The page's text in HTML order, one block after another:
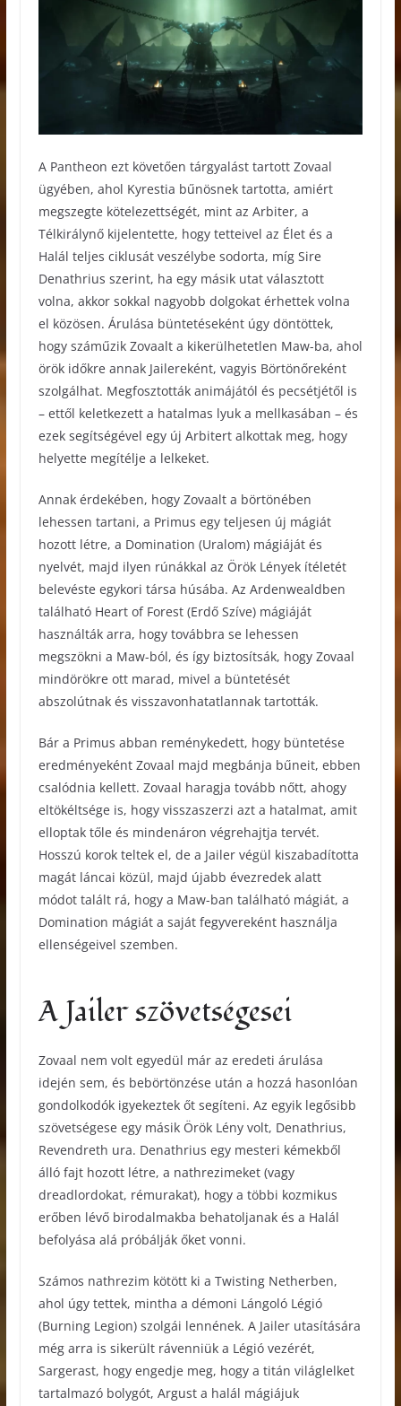
A Pantheon ezt követően tárgyalást tartott Zovaal
ügyében, ahol Kyrestia bűnösnek tartotta, amiért
megszegte kötelezettségét, mint az Arbiter, a
Télkirálynő kijelentette, hogy tetteivel az Élet és a
Halál teljes ciklusát veszélybe sodorta, míg Sire
Denathrius szerint, ha egy másik utat választott
volna, akkor sokkal nagyobb dolgokat érhettek volna
el közösen. Árulása büntetéseként úgy döntöttek,
hogy száműzik Zovaalt a kikerülhetetlen Maw-ba, ahol
örök időkre annak Jailereként, vagyis Börtönőreként
szolgálhat. Megfosztották animájától és pecsétjétől is
– ettől keletkezett a hatalmas lyuk a mellkasában – és
ezek segítségével egy új Arbitert alkottak meg, hogy
helyette megítélje a lelkeket.
Annak érdekében, hogy Zovaalt a börtönében
lehessen tartani, a Primus egy teljesen új mágiát
hozott létre, a Domination (Uralom) mágiáját és
nyelvét, majd ilyen rúnákkal az Örök Lények ítéletét
belevéste egykori társa húsába. Az Ardenwealdben
található Heart of Forest (Erdő Szíve) mágiáját
használták arra, hogy továbbra se lehessen
megszökni a Maw-ból, és így biztosítsák, hogy Zovaal
mindörökre ott marad, mivel a büntetését
abszolútnak és visszavonhatatlannak tartották.
Bár a Primus abban reménykedett, hogy büntetése
eredményeként Zovaal majd megbánja bűneit, ebben
csalódnia kellett. Zovaal haragja tovább nőtt, ahogy
eltökéltsége is, hogy visszaszerzi azt a hatalmat, amit
elloptak tőle és mindenáron végrehajtja tervét.
Hosszú korok teltek el, de a Jailer végül kiszabadította
magát láncai közül, majd újabb évezredek alatt
módot talált rá, hogy a Maw-ban található mágiát, a
Domination mágiát a saját fegyvereként használja
ellenségeivel szemben.
A Jailer szövetségesei
Zovaal nem volt egyedül már az eredeti árulása
idején sem, és bebörtönzése után a hozzá hasonlóan
gondolkodók igyekeztek őt segíteni. Az egyik legősibb
szövetségese egy másik Örök Lény volt, Denathrius,
Revendreth ura. Denathrius egy mesteri kémekből
álló fajt hozott létre, a nathrezimeket (vagy
dreadlordokat, rémurakat), hogy a többi kozmikus
erőben lévő birodalmakba behatoljanak és a Halál
befolyása alá próbálják őket vonni.
Számos nathrezim kötött ki a Twisting Netherben,
ahol úgy tettek, mintha a démoni Lángoló Légió
(Burning Legion) szolgái lennének. A Jailer utasítására
még arra is sikerült rávenniük a Légió vezérét,
Sargerast, hogy engedje meg, hogy a titán világlelket
tartalmazó bolygót, Argust a halál mágiájuk